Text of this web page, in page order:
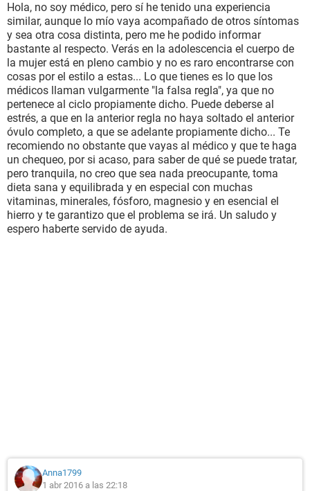
Hola, no soy médico, pero sí he tenido una experiencia
similar, aunque lo mío vaya acompañado de otros síntomas
y sea otra cosa distinta, pero me he podido informar
bastante al respecto. Verás en la adolescencia el cuerpo de
la mujer está en pleno cambio y no es raro encontrarse con
cosas por el estilo a estas... Lo que tienes es lo que los
médicos llaman vulgarmente "la falsa regla", ya que no
pertenece al ciclo propiamente dicho. Puede deberse al
estrés, a que en la anterior regla no haya soltado el anterior
óvulo completo, a que se adelante propiamente dicho... Te
recomiendo no obstante que vayas al médico y que te haga
un chequeo, por si acaso, para saber de qué se puede tratar,
pero tranquila, no creo que sea nada preocupante, toma
dieta sana y equilibrada y en especial con muchas
vitaminas, minerales, fósforo, magnesio y en esencial el
hierro y te garantizo que el problema se irá. Un saludo y
espero haberte servido de ayuda.
Anna1799
1 abr 2016 a las 22:18